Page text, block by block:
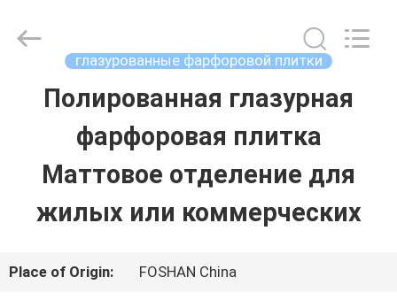
ДОМОЙ
ПРОДУКТЫ
ВИДЕОЗАПИСИ
BOLI
CERAMICS
глазурованные фарфоровой плитки
Полированная глазурная
фарфоровая плитка
Маттовое отделение для
жилых или коммерческих
Place of Origin: FOSHAN China